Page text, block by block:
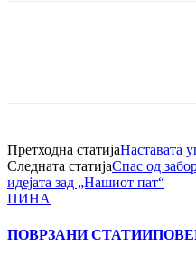
Претходна статијаНаставата
Следната статијаСпас од
идејата зад „Нашиот пат“
ПИНА
ПОВРЗАНИ СТАТИИ